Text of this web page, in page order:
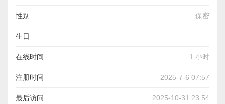
性别 保密
生日 -
在线时间 1 小时
注册时间 2025-7-6 07:57
最后访问 2025-10-31 23:54